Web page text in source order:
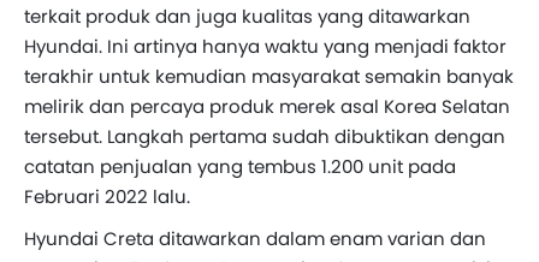
terkait produk dan juga kualitas yang ditawarkan
Hyundai. Ini artinya hanya waktu yang menjadi faktor
terakhir untuk kemudian masyarakat semakin banyak
melirik dan percaya produk merek asal Korea Selatan
tersebut. Langkah pertama sudah dibuktikan dengan
catatan penjualan yang tembus 1.200 unit pada
Februari 2022 lalu.
Hyundai Creta ditawarkan dalam enam varian dan